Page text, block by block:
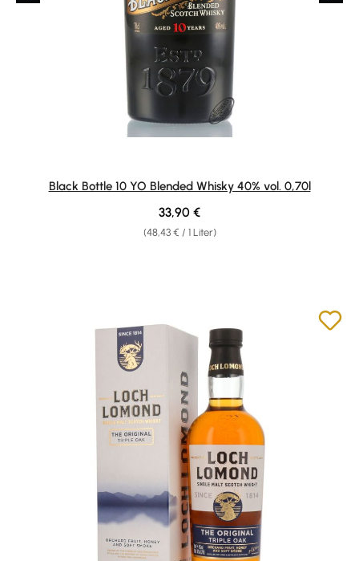
Black Bottle 10 YO Blended Whisky 40% vol. 0,70l
(48,43 € / 1 Liter)
Regulärer Preis:
33,90 €